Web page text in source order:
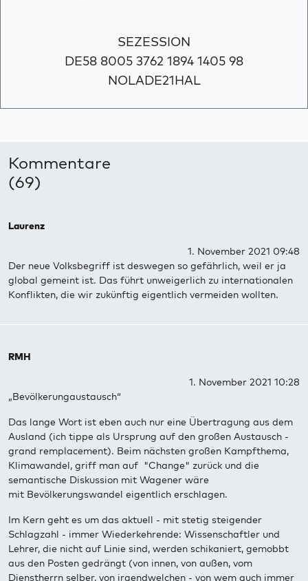
SEZESSION
DE58 8005 3762 1894 1405 98
NOLADE21HAL
Kommentare
(69)
Laurenz
1. November 2021 09:48
Der neue Volksbegriff ist deswegen so gefährlich, weil er ja
global gemeint ist. Das führt unweigerlich zu internationalen
Konflikten, die wir zukünftig eigentlich vermeiden wollten.
RMH
1. November 2021 10:28
„Bevölkerungaustausch“
Das lange Wort ist eben auch nur eine Übertragung aus dem
Ausland (ich tippe als Ursprung auf den großen Austausch -
grand remplacement). Beim nächsten großen Kampfthema,
Klimawandel, griff man auf "Change" zurück und die
semantische Diskussion mit Wagener wäre
mit Bevölkerungswandel eigentlich erschlagen.
Im Kern geht es um das aktuell - mit stetig steigender
Schlagzahl - immer Wiederkehrende: Wissenschaftler und
Lehrer, die nicht auf Linie sind, werden schikaniert, gemobbt
aus den Posten gedrängt (von innen, von außen, vom
Dienstherrn selber, von irgendwelchen - von wem auch immer